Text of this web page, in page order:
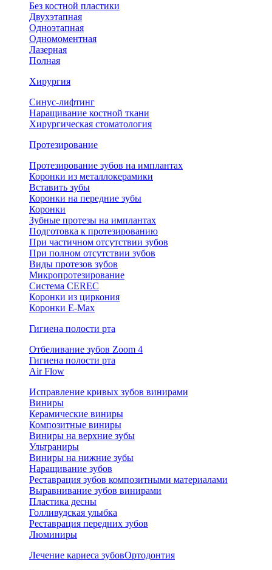
Без костной пластики
Двухэтапная
Одноэтапная
Одномоментная
Лазерная
Полная
Хирургия
Синус-лифтинг
Наращивание костной ткани
Хирургическая стоматология
Протезирование
Протезирование зубов на имплантах
Коронки из металлокерамики
Вставить зубы
Коронки на передние зубы
Коронки
Зубные протезы на имплантах
Подготовка к протезированию
При частичном отсутствии зубов
При полном отсутствии зубов
Виды протезов зубов
Микропротезирование
Система CEREC
Коронки из циркония
Коронки E-Max
Гигиена полости рта
Отбеливание зубов Zoom 4
Гигиена полости рта
Air Flow
Исправление кривых зубов винирами
Виниры
Керамические виниры
Композитные виниры
Виниры на верхние зубы
Ультраниры
Виниры на нижние зубы
Наращивание зубов
Реставрация зубов композитными материалами
Выравнивание зубов винирами
Пластика десны
Голливудская улыбка
Реставрация передних зубов
Люминиры
Лечение кариеса зубовОртодонтия